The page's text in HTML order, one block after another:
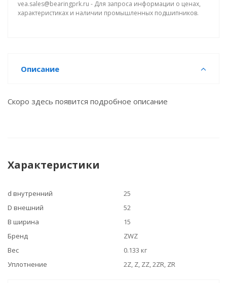
vea.sales@bearingprk.ru - Для запроса информации о ценах,
характеристиках и наличии промышленных подшипников.
Описание
Скоро здесь появится подробное описание
Характеристики
d внутренний
25
D внешний
52
B ширина
15
Бренд
ZWZ
Вес
0.133 кг
Уплотнение
2Z, Z, ZZ, 2ZR, ZR